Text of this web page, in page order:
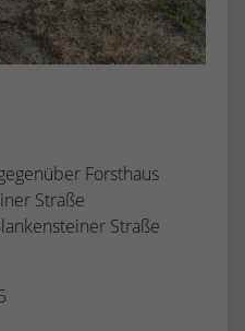
Forsthaus
Straße
Straße